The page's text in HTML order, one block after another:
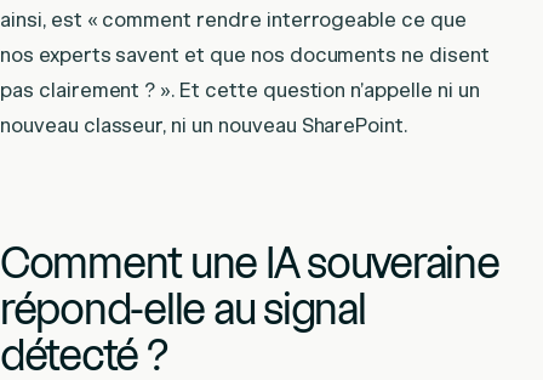
ainsi, est « comment rendre interrogeable ce que
nos experts savent et que nos documents ne disent
pas clairement ? ». Et cette question n’appelle ni un
nouveau classeur, ni un nouveau SharePoint.
Comment une IA souveraine
répond-elle au signal
détecté ?